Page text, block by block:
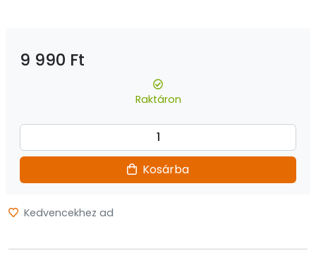
9 990 Ft
Raktáron
Kosárba
Kedvencekhez ad